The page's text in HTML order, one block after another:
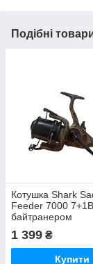
Подібні
Котушка Shark
Feeder 7000
байтранером
1 399 ₴
Купити